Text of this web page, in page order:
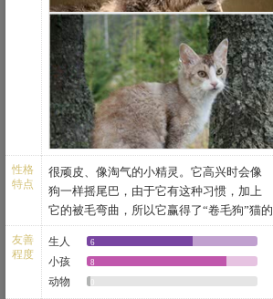
看起来卷曲基因是统治和由男性和女性运
载。 这位交配动物者为她在猫展示决定送
进的猫和兴奋是完全无准备的引起的兴
趣。所有者给了猫意味波浪或起波纹的养
殖名字“LaPerm”。
性格
特点
很顽皮、像淘气的小精灵。它高兴时会像
狗一样摇尾巴，由于它有这种习惯，加上
它的被毛弯曲，所以它赢得了“卷毛狗”猫的
别名。
友善
程度
生人 6
小孩 8
动物